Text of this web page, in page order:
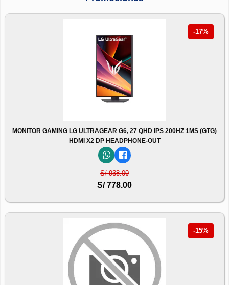
-17%
MONITOR GAMING LG ULTRAGEAR G6, 27 QHD IPS 200HZ 1MS (GTG)
HDMI X2 DP HEADPHONE-OUT
S/ 938.00
S/ 778.00
-15%